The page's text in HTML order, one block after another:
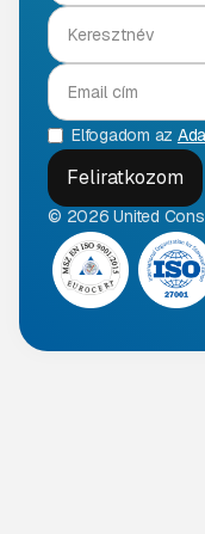
Elfogadom az
© 2026 United